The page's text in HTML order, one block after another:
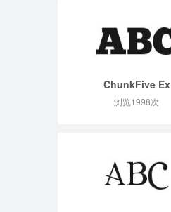
ChunkFive Ex
浏览1998次